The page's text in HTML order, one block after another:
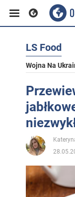
LS Food
Wojna Na